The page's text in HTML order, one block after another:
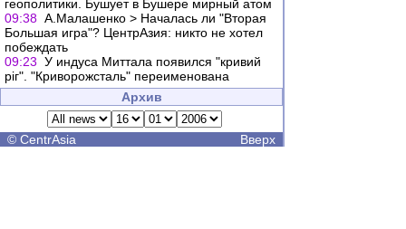
геополитики. Бушует в Бушере мирный атом
09:38 А.Малашенко > Началась ли "Вторая
Большая игра"? ЦентрАзия: никто не хотел
побеждать
09:23 У индуса Миттала появился "кривий
ріг". "Криворожсталь" переименована
Архив
© CentrAsia Вверх